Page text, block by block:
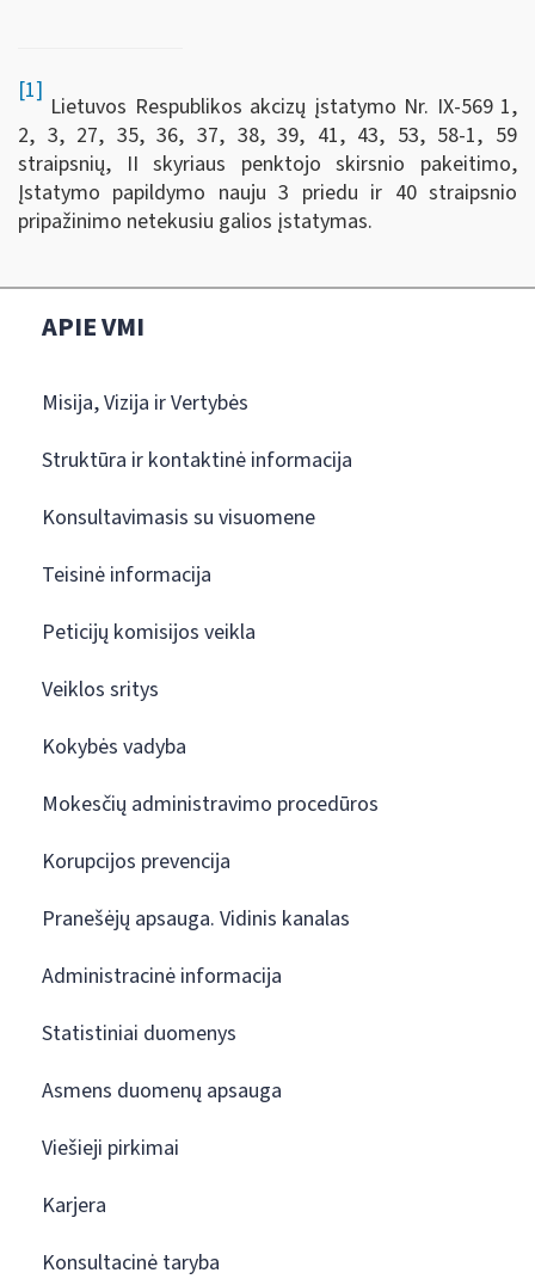
[1]
Lietuvos Respublikos akcizų įstatymo Nr. IX-569 1,
2, 3, 27, 35, 36, 37, 38, 39, 41, 43, 53, 58-1, 59
straipsnių, II skyriaus penktojo skirsnio pakeitimo,
Įstatymo papildymo nauju 3 priedu ir 40 straipsnio
pripažinimo netekusiu galios įstatymas.
APIE VMI
Misija, Vizija ir Vertybės
Struktūra ir kontaktinė informacija
Konsultavimasis su visuomene
Teisinė informacija
Peticijų komisijos veikla
Veiklos sritys
Kokybės vadyba
Mokesčių administravimo procedūros
Korupcijos prevencija
Pranešėjų apsauga. Vidinis kanalas
Administracinė informacija
Statistiniai duomenys
Asmens duomenų apsauga
Viešieji pirkimai
Karjera
Konsultacinė taryba